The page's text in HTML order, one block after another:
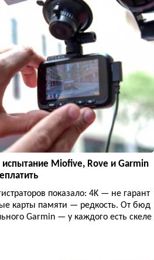
испытание Miofive, Rove и Garmin
показало: 4K — не гарант
карты памяти — редкость. От бюд
Garmin — у каждого есть скеле